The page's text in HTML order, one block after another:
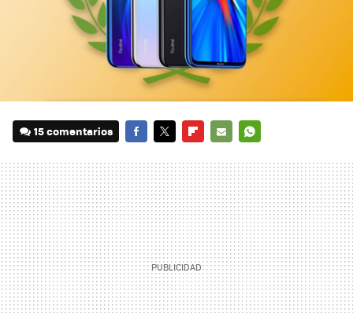
15 comentarios
MAIL